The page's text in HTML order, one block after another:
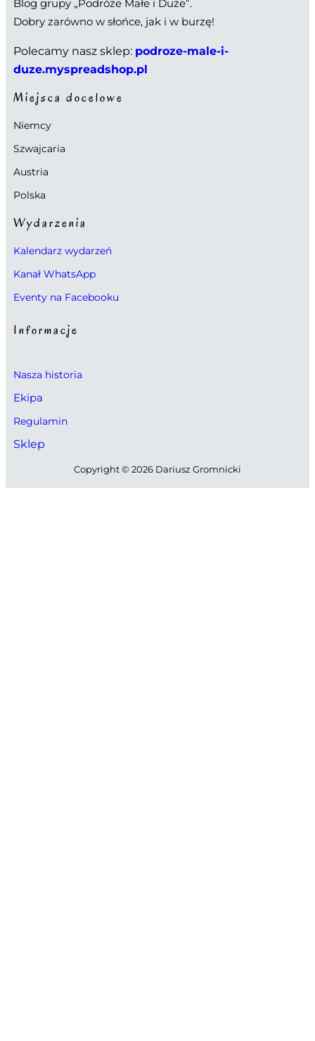
Blog grupy „Podróże Małe i Duże”.
Dobry zarówno w słońce, jak i w burzę!
Polecamy nasz sklep: podroze-male-i-
duze.myspreadshop.pl
Miejsca docelowe
Niemcy
Szwajcaria
Austria
Polska
Wydarzenia
Kalendarz wydarzeń
Kanał WhatsApp
Eventy na Facebooku
Informacje
Nasza historia
Ekipa
Regulamin
Sklep
Copyright © 2026 Dariusz Gromnicki